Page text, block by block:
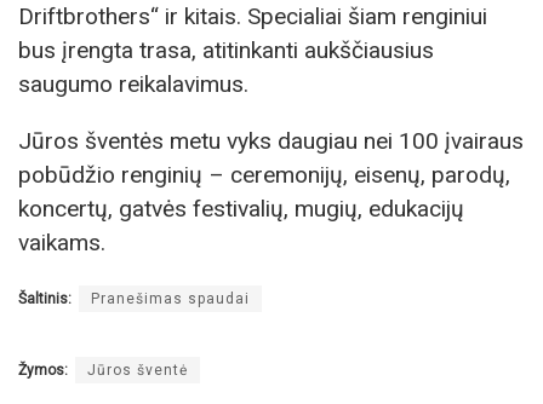
Driftbrothers“ ir kitais. Specialiai šiam renginiui
bus įrengta trasa, atitinkanti aukščiausius
saugumo reikalavimus.
Jūros šventės metu vyks daugiau nei 100 įvairaus
pobūdžio renginių – ceremonijų, eisenų, parodų,
koncertų, gatvės festivalių, mugių, edukacijų
vaikams.
Šaltinis: Pranešimas spaudai
Žymos: Jūros šventė